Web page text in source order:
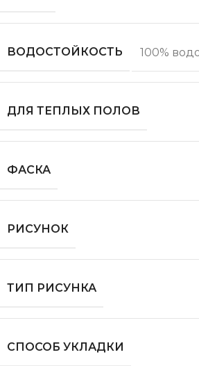
ВОДОСТОЙКОСТЬ 100%
ДЛЯ ТЕПЛЫХ ПОЛОВ
ФАСКА
РИСУНОК
ТИП РИСУНКА
СПОСОБ УКЛАДКИ